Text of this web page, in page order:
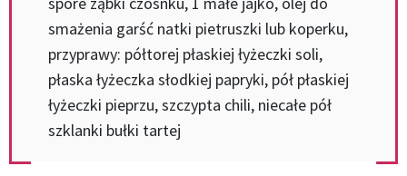
smażenia garść natki pietruszki lub koperku,
przyprawy: półtorej płaskiej łyżeczki soli,
płaska łyżeczka słodkiej papryki, pół płaskiej
łyżeczki pieprzu, szczypta chili, niecałe pół
szklanki bułki tartej